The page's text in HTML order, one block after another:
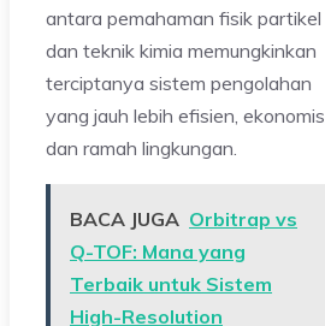
antara pemahaman fisik partikel
dan teknik kimia memungkinkan
terciptanya sistem pengolahan
yang jauh lebih efisien, ekonomis,
dan ramah lingkungan.
BACA JUGA Orbitrap vs
Q-TOF: Mana yang
Terbaik untuk Sistem
High-Resolution